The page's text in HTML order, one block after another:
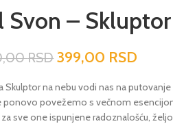
Svon –
RSD 399,00 RSD
Skulptor na nebu vodi nas na
ponovo povežemo s večnom
sve one ispunjene radoznalošću,